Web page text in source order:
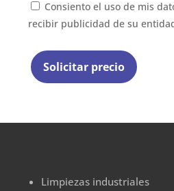
Consiento el uso de mis
recibir publicidad de su
Limpiezas industriales